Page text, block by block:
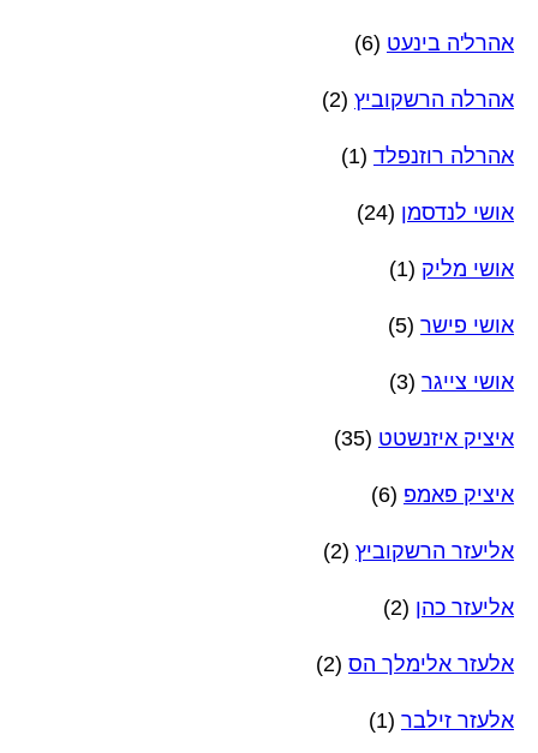
אהרל'ה בינעט (6)
אהרלה הרשקוביץ (2)
אהרלה רוזנפלד (1)
אושי לנדסמן (24)
אושי מליק (1)
אושי פישר (5)
אושי צייגר (3)
איציק איזנשטט (35)
איציק פאמפ (6)
אליעזר הרשקוביץ (2)
אליעזר כהן (2)
אלעזר אלימלך הס (2)
אלעזר זילבר (1)